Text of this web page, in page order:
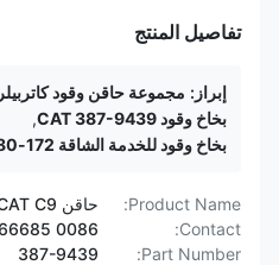
تفاصيل المنتج
إبراز: مجموعة حاقن وقود كاتربيلر C9
بخاخ وقود CAT 387-9439
,
بخاخ وقود للخدمة الشاقة 172-5780
Product Name:
حاقن CAT C9
Contact:
0086 13434566685
Part Number:
387-9439